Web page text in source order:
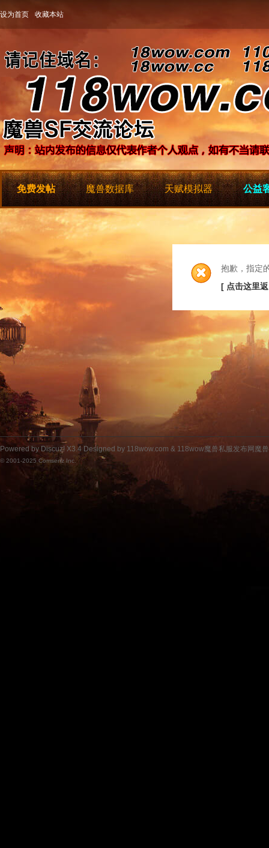
设为首页 收藏本站
免费发帖 魔兽数据库 天赋模拟器 公益
抱歉，指定
[ 点击这里
Powered by Discuz! X3.4 Designed by 118wow.com & 118wow魔兽私服发布网魔
© 2001-2025 Comsenz Inc.